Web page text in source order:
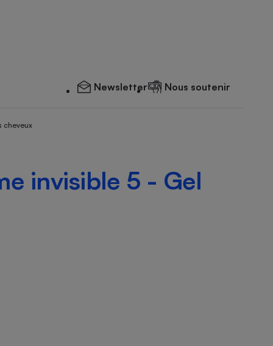
Newsletter Nous soutenir
cheveux
invisible 5 - Gel